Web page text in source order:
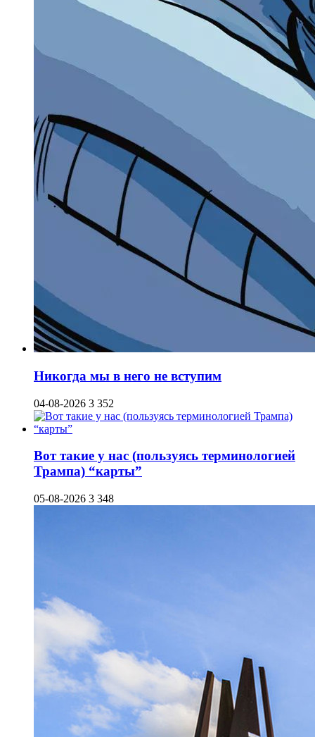
Никогда мы в него не вступим
04-08-2026 3 352
Вот такие у нас (пользуясь терминологией
Трампа) “карты”
05-08-2026 3 348